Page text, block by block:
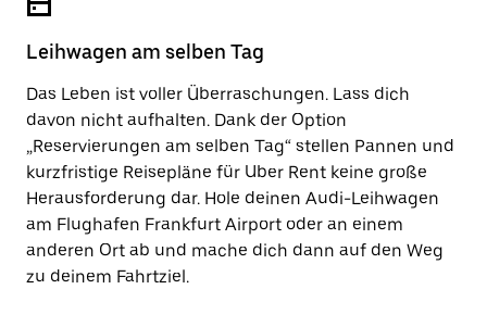
den
Kalender
zu
Leihwagen am selben Tag
Das Leben ist voller Überraschungen. Lass dich
davon nicht aufhalten. Dank der Option
„Reservierungen am selben Tag“ stellen Pannen und
kurzfristige Reisepläne für Uber Rent keine große
Herausforderung dar. Hole deinen Audi-Leihwagen
am Flughafen Frankfurt Airport oder an einem
anderen Ort ab und mache dich dann auf den Weg
zu deinem Fahrtziel.